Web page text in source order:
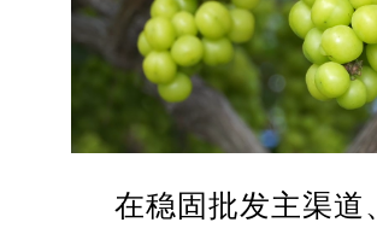
在稳固批发主渠道